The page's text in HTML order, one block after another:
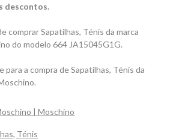
descontos.
comprar Sapatilhas, Ténis da marca
do modelo 664 JA15045G1G.
para a compra de Sapatilhas, Ténis da
| Moschino
Ténis